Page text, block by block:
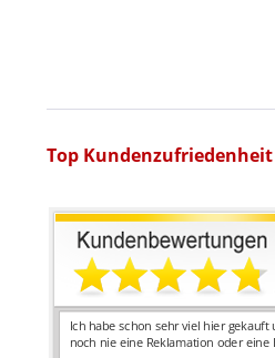
Top Kundenzufriedenheit